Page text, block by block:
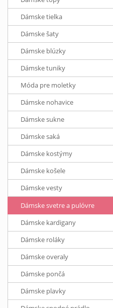
Dámske tielka
Dámske šaty
Dámske blúzky
Dámske tuniky
Móda pre moletky
Dámske nohavice
Dámske sukne
Dámske saká
Dámske kostýmy
Dámske košele
Dámske vesty
Dámske svetre a pulóvre
Dámske kardigany
Dámske roláky
Dámske overaly
Dámske pončá
Dámske plavky